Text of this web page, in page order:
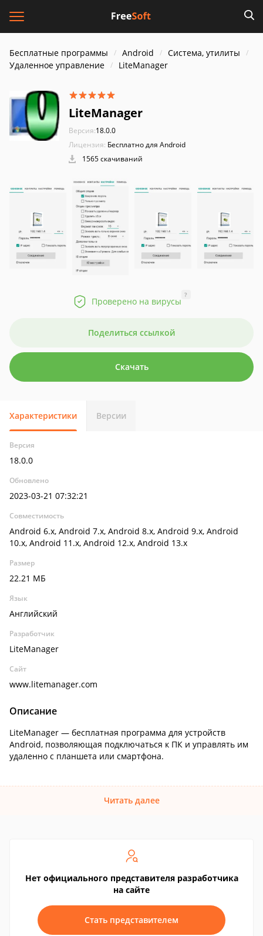
Бесплатные программы Android
Система, утилиты
Удаленное управление
LiteManager
LiteManager
Версия:18.0.0
Лицензия: Бесплатно для Android
1565 скачиваний
Проверено на вирусы
?
Поделиться ссылкой
Скачать
Характеристики Версии
Версия
18.0.0
Обновлено
2023-03-21 07:32:21
Совместимость
Android 6.x, Android 7.x, Android 8.x, Android 9.x, Android
10.x, Android 11.x, Android 12.x, Android 13.x
Размер
22.21 МБ
Язык
Английский
Разработчик
LiteManager
Сайт
www.litemanager.com
Описание
LiteManager — бесплатная программа для устройств
Android, позволяющая подключаться к ПК и управлять им
удаленно с планшета или смартфона.
Читать далее
Нет официального представителя разработчика
на сайте
Стать представителем